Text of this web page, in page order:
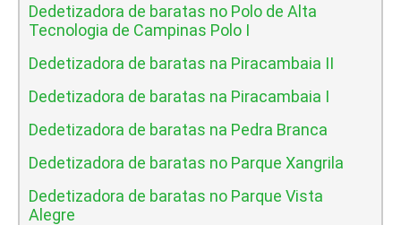
Dedetizadora de baratas no Polo de Alta
Tecnologia de Campinas Polo I
Dedetizadora de baratas na Piracambaia II
Dedetizadora de baratas na Piracambaia I
Dedetizadora de baratas na Pedra Branca
Dedetizadora de baratas no Parque Xangrila
Dedetizadora de baratas no Parque Vista
Alegre